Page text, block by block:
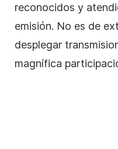
reconocidos y
emisión. No es de
desplegar
magnífica